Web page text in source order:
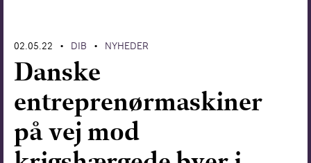
02.05.22 • DIB • NYHEDER
Danske
entreprenørmaskiner
på vej mod